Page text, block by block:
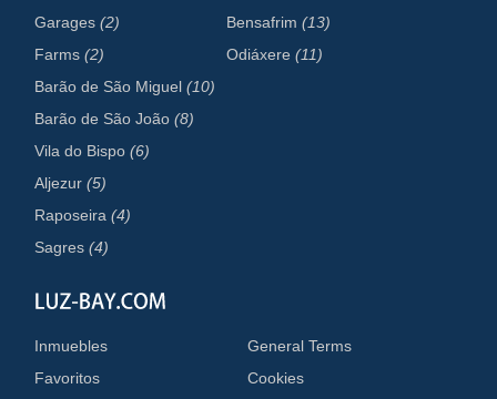
Garages(2)
Farms(2)
Bensafrim(13)
Odiáxere(11)
Barão de São Miguel(10)
Barão de São João(8)
Vila do Bispo(6)
Aljezur(5)
Raposeira(4)
Sagres(4)
Inmuebles
Favoritos
General Terms
Cookies